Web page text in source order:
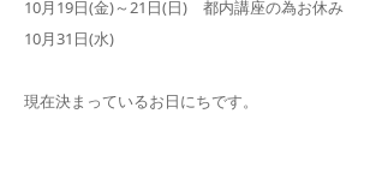
10月19日(金)～21日(日) 都内講座の為お休み
10月31日(水)
現在決まっているお日にちです。